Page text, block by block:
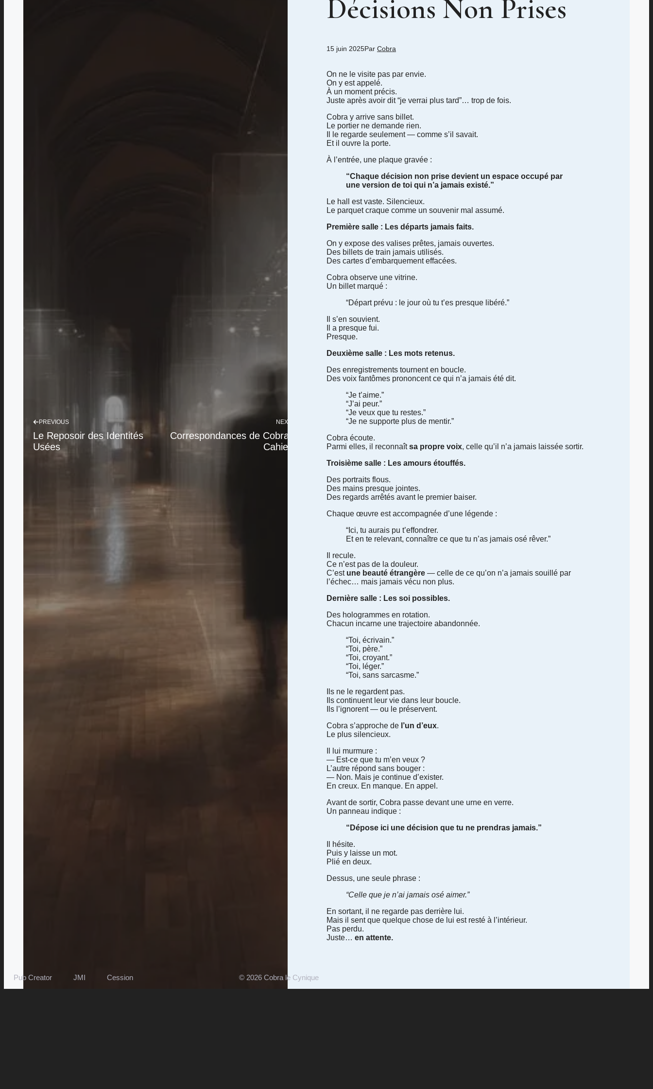
PREVIOUS
Le Reposoir des Identités
Usées
NEXT
Correspondances de Cobra –
Cahier I
Décisions Non Prises
15 juin 2025Par Cobra
On ne le visite pas par envie.
On y est appelé.
À un moment précis.
Juste après avoir dit “je verrai plus tard”… trop de fois.
Cobra y arrive sans billet.
Le portier ne demande rien.
Il le regarde seulement — comme s’il savait.
Et il ouvre la porte.
À l’entrée, une plaque gravée :
“Chaque décision non prise devient un espace occupé par
une version de toi qui n’a jamais existé.”
Le hall est vaste. Silencieux.
Le parquet craque comme un souvenir mal assumé.
Première salle : Les départs jamais faits.
On y expose des valises prêtes, jamais ouvertes.
Des billets de train jamais utilisés.
Des cartes d’embarquement effacées.
Cobra observe une vitrine.
Un billet marqué :
“Départ prévu : le jour où tu t’es presque libéré.”
Il s’en souvient.
Il a presque fui.
Presque.
Deuxième salle : Les mots retenus.
Des enregistrements tournent en boucle.
Des voix fantômes prononcent ce qui n’a jamais été dit.
“Je t’aime.”
“J’ai peur.”
“Je veux que tu restes.”
“Je ne supporte plus de mentir.”
Cobra écoute.
Parmi elles, il reconnaîtsa propre voix, celle qu’il n’a jamais laissée sortir.
Troisième salle : Les amours étouffés.
Des portraits flous.
Des mains presque jointes.
Des regards arrêtés avant le premier baiser.
Chaque œuvre est accompagnée d’une légende :
“Ici, tu aurais pu t’effondrer.
Et en te relevant, connaître ce que tu n’as jamais osé rêver.”
Il recule.
Ce n’est pas de la douleur.
C’est une beauté étrangère — celle de ce qu’on n’a jamais souillé par
l’échec… mais jamais vécu non plus.
Dernière salle : Les soi possibles.
Des hologrammes en rotation.
Chacun incarne une trajectoire abandonnée.
“Toi, écrivain.”
“Toi, père.”
“Toi, croyant.”
“Toi, léger.”
“Toi, sans sarcasme.”
Ils ne le regardent pas.
Ils continuent leur vie dans leur boucle.
Ils l’ignorent — ou le préservent.
Cobra s’approche de l’un d’eux.
Le plus silencieux.
Il lui murmure :
— Est-ce que tu m’en veux ?
L’autre répond sans bouger :
— Non. Mais je continue d’exister.
En creux. En manque. En appel.
Avant de sortir, Cobra passe devant une urne en verre.
Un panneau indique :
“Dépose ici une décision que tu ne prendras jamais.”
Il hésite.
Puis y laisse un mot.
Plié en deux.
Dessus, une seule phrase :
“Celle que je n’ai jamais osé aimer.”
En sortant, il ne regarde pas derrière lui.
Mais il sent que quelque chose de lui est resté à l’intérieur.
Pas perdu.
Juste… en attente.
Pub Creator JMI Cession © 2026 Cobra le Cynique